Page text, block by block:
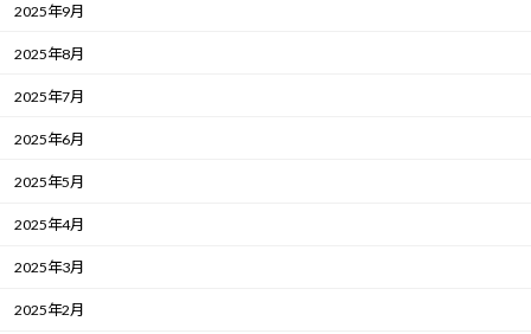
2025年9月
2025年8月
2025年7月
2025年6月
2025年5月
2025年4月
2025年3月
2025年2月